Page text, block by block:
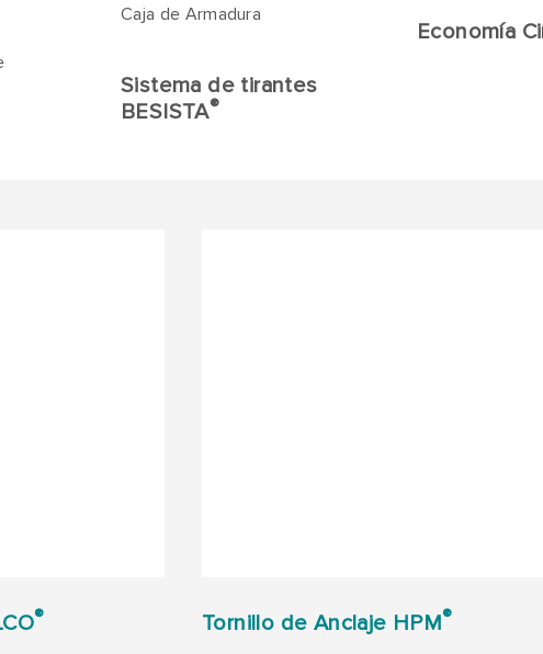
Caja de Armadura
Economía
Sistema de tirantes
BESISTA®
® Tornillo de Anclaje HPM®